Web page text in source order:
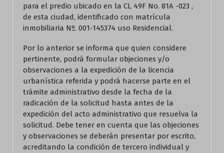
para el predio ubicado en la CL 49F No. 81A -023 ,
de esta ciudad, identificado con matrícula
inmobiliaria Nº. 001-145374 uso Residencial.
Por lo anterior se informa que quien considere
pertinente, podrá formular objeciones y/o
observaciones a la expedición de la licencia
urbanística referida y podrá hacerse parte en el
trámite administrativo desde la fecha de la
radicación de la solicitud hasta antes de la
expedición del acto administrativo que resuelva la
solicitud. Debe tener en cuenta que las objeciones
y observaciones se deberán presentar por escrito,
acreditando la condición de tercero individual y